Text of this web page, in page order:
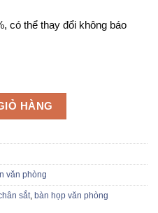
có thể thay đổi không báo
HÀNG
văn phòng
sắt, bàn họp văn phòng